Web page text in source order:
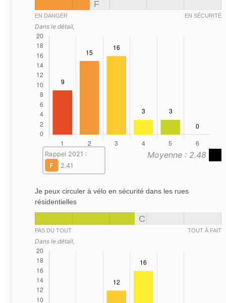
F
EN DANGER EN SÉCURITÉ
Dans le détail,
Moyenne : 2.48
Rappel 2021 :
F
2.41
Je peux circuler à vélo en sécurité dans les rues
résidentielles
C
PAS DU TOUT TOUT À FAIT
Dans le détail,